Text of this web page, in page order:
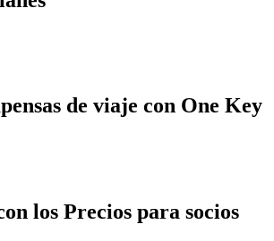
de viaje con One Key
los Precios para socios